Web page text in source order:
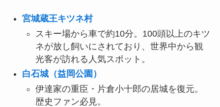
宮城蔵王キツネ村
スキー場から車で約10分。100頭以上のキツ
ネが放し飼いにされており、世界中から観
光客が訪れる人気スポット。
白石城（益岡公園）
伊達家の重臣・片倉小十郎の居城を復元。
歴史ファン必見。